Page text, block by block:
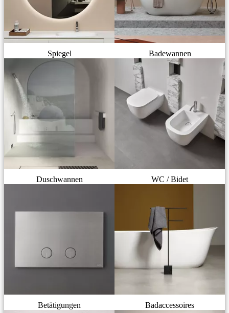
Spiegel Badewannen
Duschwannen WC / Bidet
Betätigungen Badaccessoires